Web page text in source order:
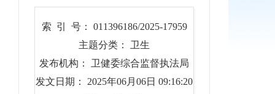
索 引 号： 011396186/2025-17959
主题分类： 卫生
发布机构： 卫健委综合监督执法局
发文日期： 2025年06月06日 09:16:20